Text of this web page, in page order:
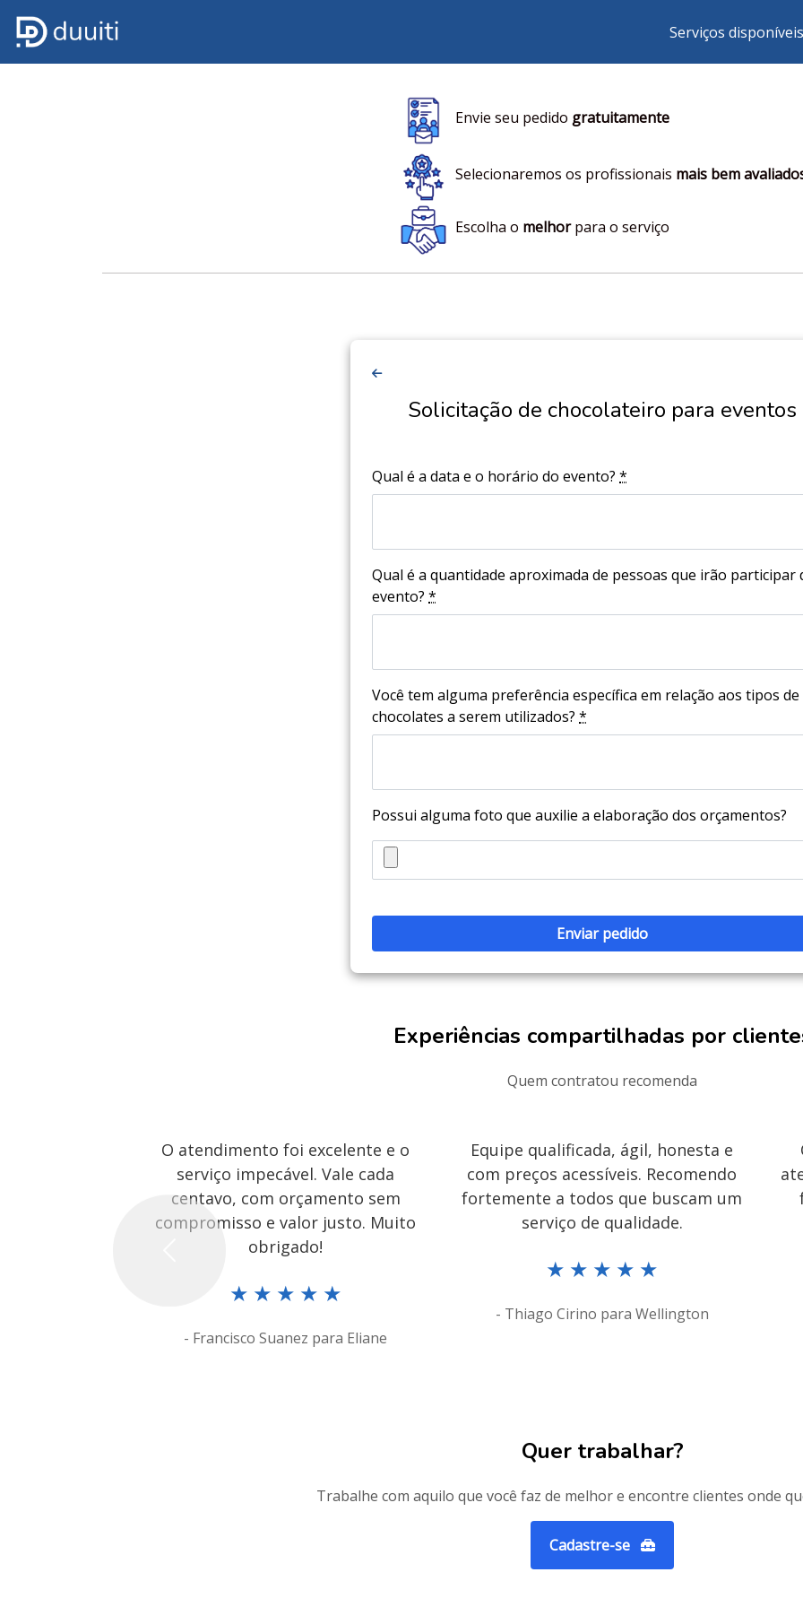
Serviços disponíveis
Envie seu pedido gratuitamente
Selecionaremos os profissionais mais bem
Escolha o melhorpara o serviço
Solicitação de chocolateiro para eventos
Qual é a data e o horário do evento? *
Qual é a quantidade aproximada de pessoas que irão participar
evento? *
Você tem alguma preferência específica em relação aos tipos de
chocolates a serem utilizados? *
Possui alguma foto que auxilie a elaboração dos orçamentos?
Experiências compartilhadas por
Quem contratou recomenda
O atendimento foi excelente e o
serviço impecável. Vale cada
centavo, com orçamento sem
compromisso e valor justo. Muito
obrigado!
★ ★ ★ ★ ★
- Francisco Suanez para Eliane
Equipe qualificada, ágil, honesta e
com preços acessíveis. Recomendo
fortemente a todos que buscam um
serviço de qualidade.
★ ★ ★ ★ ★
- Thiago Cirino para Wellington
Quer trabalhar?
Trabalhe com aquilo que você faz de melhor e encontre clientes onde
Cadastre-se